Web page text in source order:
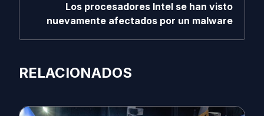
Los procesadores Intel se han visto
nuevamente afectados por un malware
RELACIONADOS